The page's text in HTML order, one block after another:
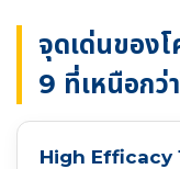
จุดเด่นของ
9 ที่เหนือกว่
High Efficacy